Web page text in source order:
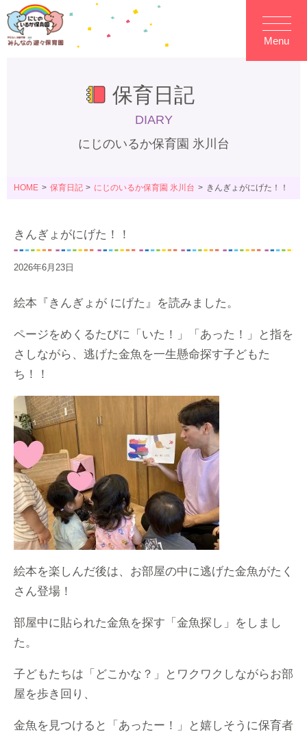
Menu
保育日記
DIARY
にじのいるか保育園 氷川台
HOME 保育日記 にじのいるか保育園 氷川台 きんぎょがにげた！！
きんぎょがにげた！！
2026年6月23日
絵本『きんぎょが にげた』を読みました。
ページをめくるたびに「いた！」「あった！」と指を
さしながら、逃げた金魚を一生懸命探す子どもた
ち！！
絵本を楽しんだ後は、お部屋の中に逃げた金魚がたく
さん登場！
部屋中に貼られた金魚を探す「金魚探し」をしまし
た。
子どもたちは「どこかな？」とワクワクしながらお部
屋を歩き回り、
金魚を見つけると「あったー！」と嬉しそうに保育者